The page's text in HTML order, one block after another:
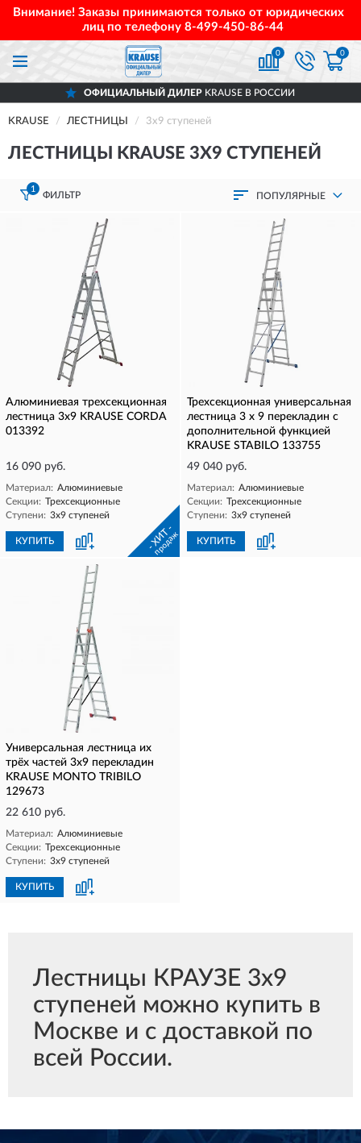
Внимание! Заказы принимаются только от юридических
лиц по телефону 8-499-450-86-44
0 0
ОФИЦИАЛЬНЫЙ ДИЛЕРKRAUSE В РОССИИ
KRAUSE ЛЕСТНИЦЫ 3х9 ступеней
ЛЕСТНИЦЫ KRAUSE 3Х9 СТУПЕНЕЙ
1
ФИЛЬТР ПОПУЛЯРНЫЕ
Алюминиевая трехсекционная
лестница 3х9 KRAUSE CORDA
013392
16 090 руб.
Материал: Алюминиевые
Секции: Трехсекционные
Ступени: 3х9 ступеней
КУПИТЬ - ХИТ -
продаж
Трехсекционная универсальная
лестница 3 х 9 перекладин с
дополнительной функцией
KRAUSE STABILO 133755
49 040 руб.
Материал: Алюминиевые
Секции: Трехсекционные
Ступени: 3х9 ступеней
КУПИТЬ
Универсальная лестница их
трёх частей 3х9 перекладин
KRAUSE MONTO TRIBILO
129673
22 610 руб.
Материал: Алюминиевые
Секции: Трехсекционные
Ступени: 3х9 ступеней
КУПИТЬ
Лестницы КРАУЗЕ 3х9
ступеней можно купить в
Москве и с доставкой по
всей России.